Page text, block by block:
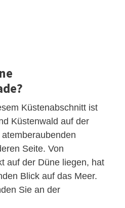
Küstenabschnitt ist
Küstenwald auf der
Seite. Von
auf der Düne liegen, hat
Blick auf das Meer.
Sie an der